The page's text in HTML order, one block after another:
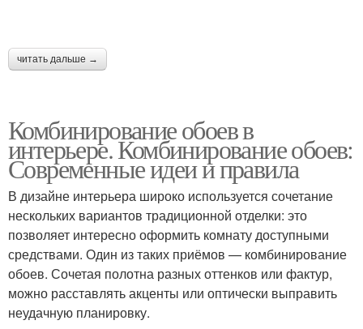
читать дальше →
Комбинирование обоев в
интерьере. Комбинирование обоев:
Современные идеи и правила
В дизайне интерьера широко используется сочетание
нескольких вариантов традиционной отделки: это
позволяет интересно оформить комнату доступными
средствами. Один из таких приёмов — комбинирование
обоев. Сочетая полотна разных оттенков или фактур,
можно расставлять акценты или оптически выправить
неудачную планировку.